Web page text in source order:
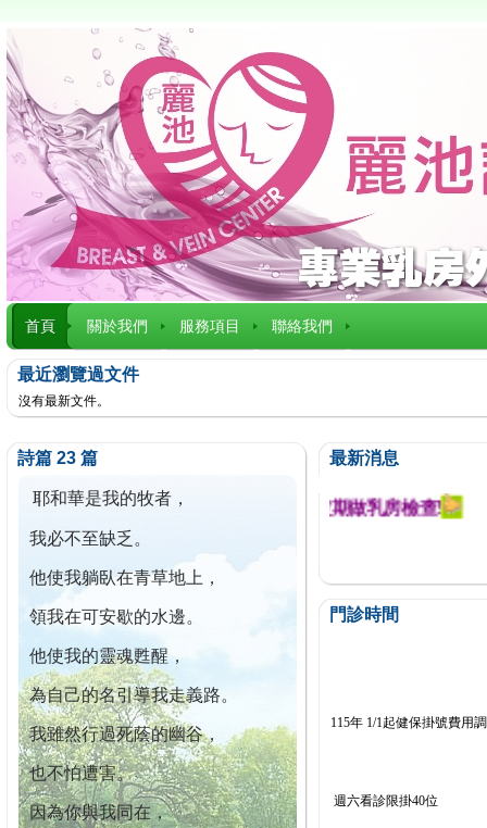
首頁 關於我們 服務項目 聯絡我們
最近瀏覽過文件
沒有最新文件。
詩篇 23 篇
耶和華是我的牧者，
我必不至缺乏。
他使我躺臥在青草地上，
領我在可安歇的水邊。
他使我的靈魂甦醒，
為自己的名引導我走義路。
我雖然行過死蔭的幽谷，
也不怕遭害。
因為你與我同在，
最新消息
今已篩檢出1700位乳癌患者,提醒您定期做乳房檢查!
門診時間
115年 1/1起健保掛號費用
週六看診限掛40位